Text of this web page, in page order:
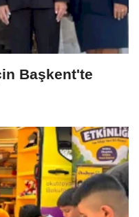
Başkent'te